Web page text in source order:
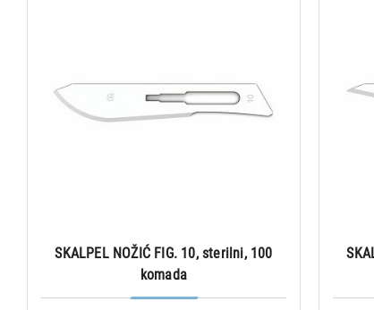
SKALPEL NOŽIĆ FIG. 10, sterilni, 100
komada